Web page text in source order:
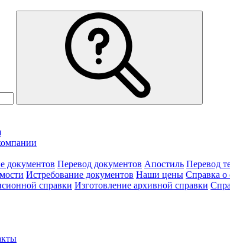
документов Перевод документов Апостиль Перевод
Истребование документов Наши цены Справка
справки Изготовление архивной справки